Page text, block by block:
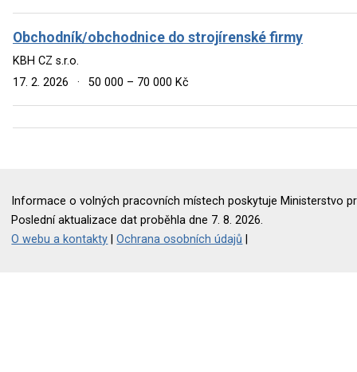
Obchodník/obchodnice do strojírenské firmy
KBH CZ s.r.o.
17. 2. 2026
· 50 000 – 70 000 Kč
Informace o volných pracovních místech poskytuje Ministerstvo
Poslední aktualizace dat proběhla dne 7. 8. 2026.
O webu a kontakty |Ochrana osobních údajů